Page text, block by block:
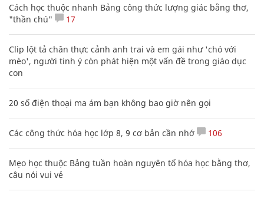
Cách học thuộc nhanh Bảng công thức lượng giác bằng thơ,
"thần chú"
17
Clip lột tả chân thực cảnh anh trai và em gái như 'chó với
mèo', người tinh ý còn phát hiện một vấn đề trong giáo dục
con
20 số điện thoại ma ám bạn không bao giờ nên gọi
Các công thức hóa học lớp 8, 9 cơ bản cần nhớ 106
Mẹo học thuộc Bảng tuần hoàn nguyên tố hóa học bằng thơ,
câu nói vui vẻ